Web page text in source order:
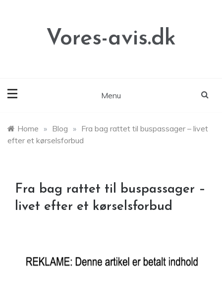
Vores-avis.dk
Menu
Home » Blog » Fra bag rattet til buspassager – livet
efter et kørselsforbud
Fra bag rattet til buspassager –
livet efter et kørselsforbud